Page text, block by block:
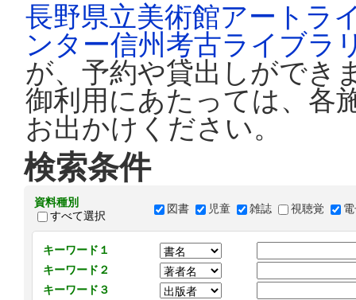
長野県立美術館アートラ
ンター信州考古ライブラ
が、予約や貸出しができ
御利用にあたっては、各
お出かけください。
検索条件
資料種別
すべて選択
図書 児童 雑誌 視聴覚
キーワード１
キーワード２
キーワード３